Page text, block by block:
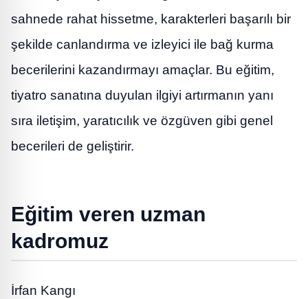
sahnede rahat hissetme, karakterleri başarılı bir
şekilde canlandırma ve izleyici ile bağ kurma
becerilerini kazandırmayı amaçlar. Bu eğitim,
tiyatro sanatına duyulan ilgiyi artırmanın yanı
sıra iletişim, yaratıcılık ve özgüven gibi genel
becerileri de geliştirir.
Eğitim veren uzman
kadromuz
İrfan Kangı